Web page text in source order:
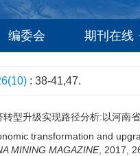
编委会 期刊在线
: 38-41,47.
型升级实现路径分析:以河南
transformation and
MINING MAGAZINE, 2017,